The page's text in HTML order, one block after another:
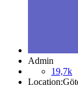
Admin
19,7k
Location: